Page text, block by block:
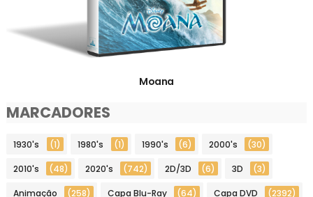
Moana
MARCADORES
1930's (1) 1980's (1) 1990's (6) 2000's (30)
2010's (48) 2020's (742) 2D/3D (6) 3D (3)
Animação (258) Capa Blu-Ray (64) Capa DVD (2392)